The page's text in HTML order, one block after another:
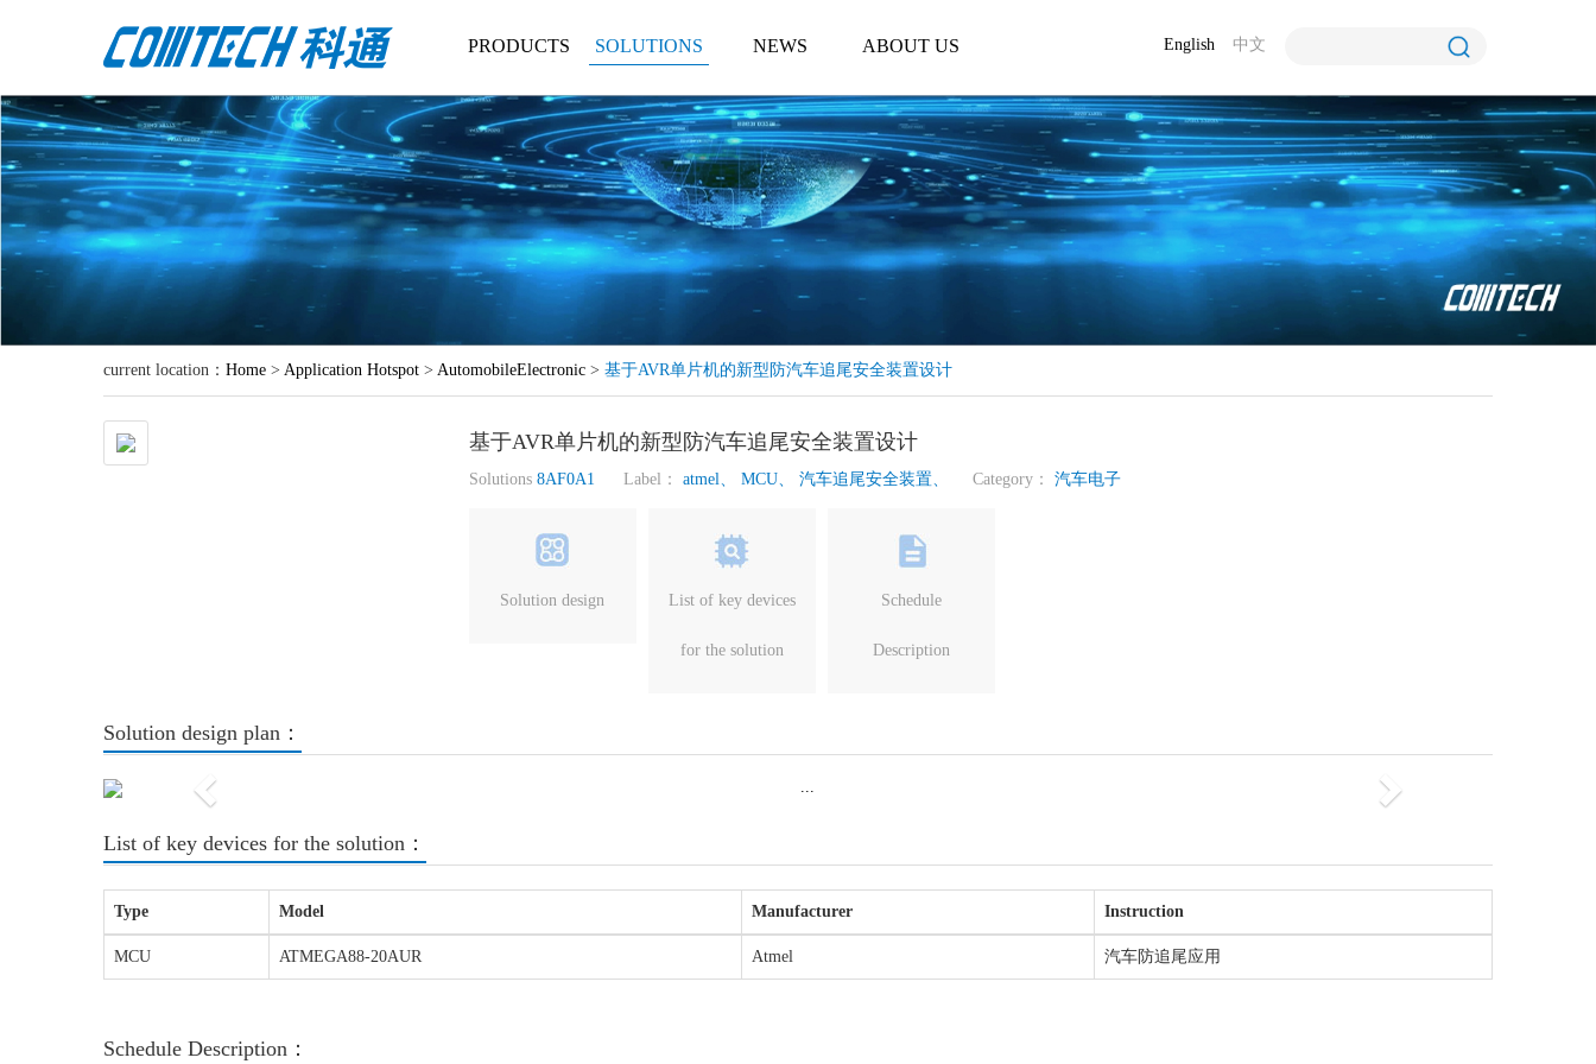
PRODUCTS SOLUTIONS NEWS ABOUT US English 中文
current location： Home > Application Hotspot > AutomobileElectronic > 基于AVR单片机的新型防汽车追尾安全装置设计
基于AVR单片机的新型防汽车追尾安全装置设计
Solutions 8AF0A1 Label： atmel、 MCU、 汽车追尾安全装置、 Category： 汽车电子
Solution design List of key devices
for the solution
Schedule
Description
Solution design plan：
Previous Next
List of key devices for the solution：
Type Model Manufacturer Instruction
MCU ATMEGA88-20AUR Atmel 汽车防追尾应用
Schedule Description：